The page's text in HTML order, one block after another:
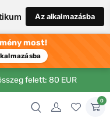
Az alkalmazásba
most!
felett: 80 EUR
0